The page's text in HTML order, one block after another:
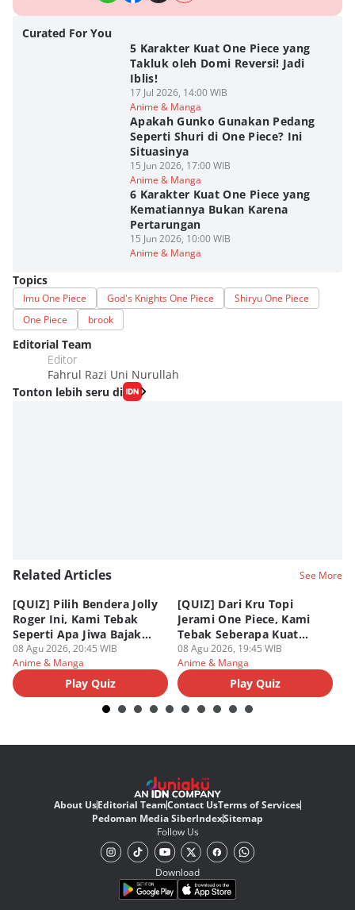
Curated For You
5 Karakter Kuat One Piece yang
Takluk oleh Domi Reversi! Jadi
Iblis!
17 Jul 2026, 14:00 WIB
Anime & Manga
Apakah Gunko Gunakan Pedang
Seperti Shuri di One Piece? Ini
Situasinya
15 Jun 2026, 17:00 WIB
Anime & Manga
6 Karakter Kuat One Piece yang
Kematiannya Bukan Karena
Pertarungan
15 Jun 2026, 10:00 WIB
Anime & Manga
Topics
Imu One Piece God's Knights One Piece
Shiryu One Piece
One Piece
brook
Editorial Team
Editor
Fahrul Razi Uni Nurullah
Tonton lebih seru di
Related Articles See More
[QUIZ] Pilih Bendera Jolly
Roger Ini, Kami Tebak
Seperti Apa Jiwa Bajak
Laut Dalam Dirimu
08 Agu 2026, 20:45 WIB
Anime & Manga
Play Quiz
[QUIZ] Dari Kru Topi
Jerami One Piece, Kami
Tebak Seberapa Kuat
Mentalmu
08 Agu 2026, 19:45 WIB
Anime & Manga
Play Quiz
About UsEditorial TeamContact UsTerms of Services
Pedoman Media SiberIndexSitemap
Follow Us
Download